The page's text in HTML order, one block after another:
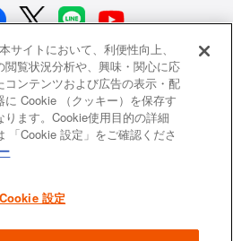
特定商取引法に基づく表示
個人情報保護方針
お問い合わせ
サイトにおいて、利便性向上、
覧状況分析や、興味・関心に応
コンテンツおよび広告の表示・配
Cookie （クッキー）を保存す
ます。Cookie使用目的の詳細
「Cookie 設定」をご確認くださ
Cookie 設定